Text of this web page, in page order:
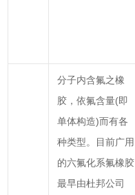
分子内含氟之橡
胶，依氟含量(即
单体构造)而有各
种类型。目前广用
的六氟化系氟橡胶
最早由杜邦公司